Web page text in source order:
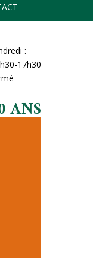
:
17h30
ANS